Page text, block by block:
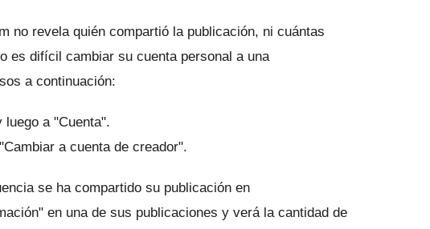
no revela quién compartió la publicación, ni cuántas
es difícil cambiar su cuenta personal a una
a continuación:
luego a "Cuenta".
a cuenta de creador".
se ha compartido su publicación en
en una de sus publicaciones y verá la cantidad de